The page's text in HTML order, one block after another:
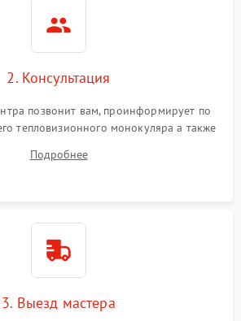
2. Консультация
позвонит вам, проинформирует по
тепловизионного монокуляра а также
Подробнее
3. Выезд мастера